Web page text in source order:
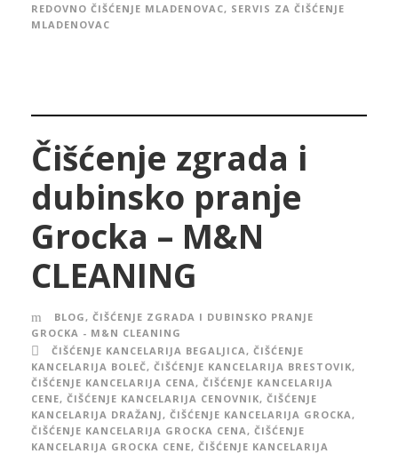
REDOVNO ČIŠĆENJE MLADENOVAC, SERVIS ZA ČIŠĆENJE
MLADENOVAC
Čišćenje zgrada i
dubinsko pranje
Grocka – M&N
CLEANING
BLOG , ČIŠĆENJE ZGRADA I DUBINSKO PRANJE
GROCKA - M&N CLEANING
ČIŠĆENJE KANCELARIJA BEGALJICA , ČIŠĆENJE
KANCELARIJA BOLEČ, ČIŠĆENJE KANCELARIJA BRESTOVIK,
ČIŠĆENJE KANCELARIJA CENA , ČIŠĆENJE KANCELARIJA
CENE, ČIŠĆENJE KANCELARIJA CENOVNIK, ČIŠĆENJE
KANCELARIJA DRAŽANJ , ČIŠĆENJE KANCELARIJA GROCKA ,
ČIŠĆENJE KANCELARIJA GROCKA CENA , ČIŠĆENJE
KANCELARIJA GROCKA CENE, ČIŠĆENJE KANCELARIJA